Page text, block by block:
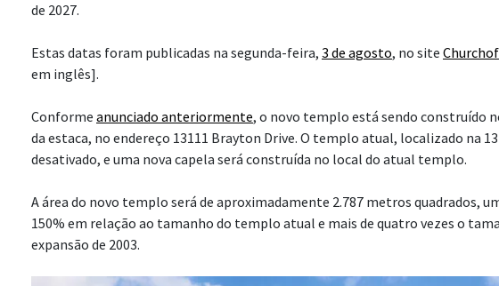
de 2027.
Estas datas foram publicadas na segunda-feira, 3 de agosto, no site
em inglês].
Conforme anunciado anteriormente, o novo templo está sendo construído
da estaca, no endereço 13111 Brayton Drive. O templo atual, localizado na
desativado, e uma nova capela será construída no local do atual templo.
A área do novo templo será de aproximadamente 2.787 metros quadrados,
150% em relação ao tamanho do templo atual e mais de quatro vezes o
expansão de 2003.